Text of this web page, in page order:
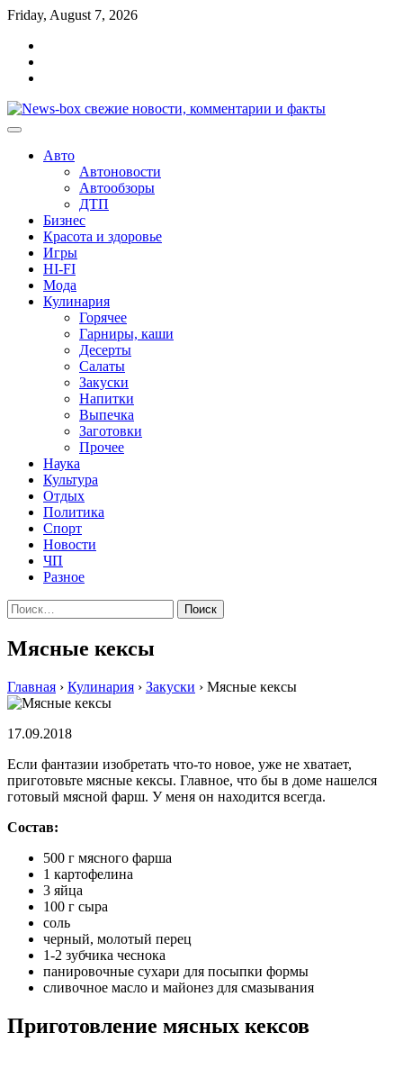
Перейти
содержимому
Friday, August 7, 2026
Авто
Автоновости
Автообзоры
ДТП
Бизнес
Красота и здоровье
Игры
HI-FI
Мода
Кулинария
Горячее
Гарниры, каши
Десерты
Салаты
Закуски
Напитки
Выпечка
Заготовки
Прочее
Наука
Культура
Отдых
Политика
Спорт
Новости
ЧП
Разное
Найти:
Мясные кексы
Главная › Кулинария › Закуски › Мясные кексы
17.09.2018
Если фантазии изобретать что-то новое, уже не хватает,
приготовьте мясные кексы. Главное, что бы в доме нашелся
готовый мясной фарш. У меня он находится всегда.
Состав:
500 г мясного фарша
1 картофелина
3 яйца
100 г сыра
соль
черный, молотый перец
1-2 зубчика чеснока
панировочные сухари для посыпки формы
сливочное масло и майонез для смазывания
Приготовление мясных кексов